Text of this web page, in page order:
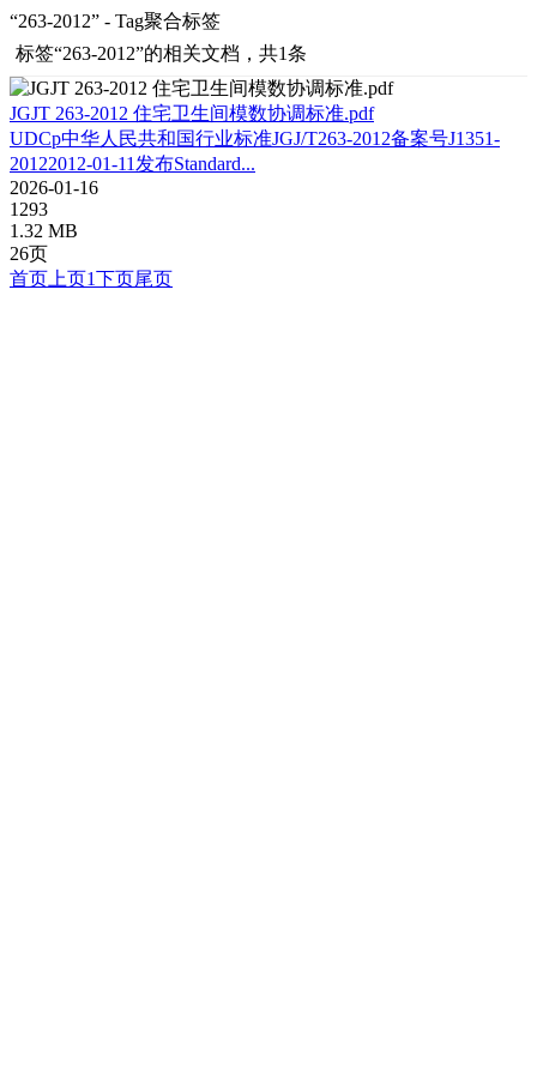
“263-2012” - Tag聚合标签
标签“263-2012”的相关文档，共1条
JGJT 263-2012 住宅卫生间模数协调标准.pdf
UDCp中华人民共和国行业标准JGJ/T263-2012备案号J1351-
20122012-01-11发布Standard...
2026-01-16
1293
1.32 MB
26页
首页 上页1下页尾页